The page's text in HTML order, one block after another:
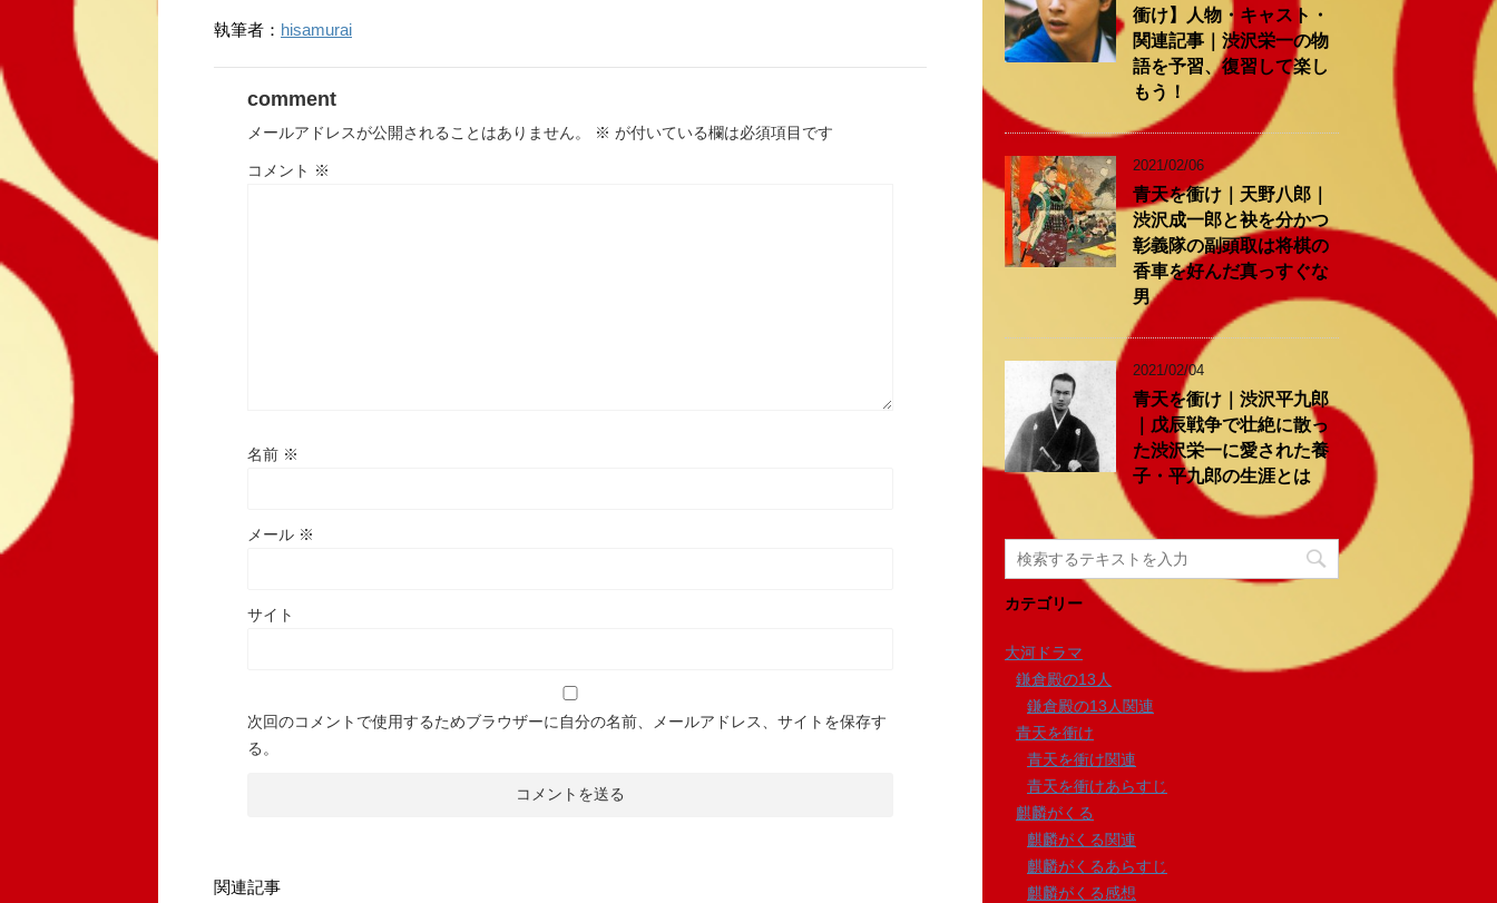
執筆者： hisamurai
comment
メールアドレスが公開されることはありません。 ※ が付いている欄は必須項目です
コメント ※
名前 ※
メール ※
サイト
次回のコメントで使用するためブラウザーに自分の名前、メールアドレス、サイトを保存す
る。
関連記事
衝け】人物・キャスト・
関連記事｜渋沢栄一の物
語を予習、復習して楽し
もう！
2021/02/06
青天を衝け｜天野八郎｜
渋沢成一郎と袂を分かつ
彰義隊の副頭取は将棋の
香車を好んだ真っすぐな
男
2021/02/04
青天を衝け｜渋沢平九郎
｜戊辰戦争で壮絶に散っ
た渋沢栄一に愛された養
子・平九郎の生涯とは
カテゴリー
大河ドラマ
鎌倉殿の13人
鎌倉殿の13人関連
青天を衝け
青天を衝け関連
青天を衝けあらすじ
麒麟がくる
麒麟がくる関連
麒麟がくるあらすじ
麒麟がくる感想